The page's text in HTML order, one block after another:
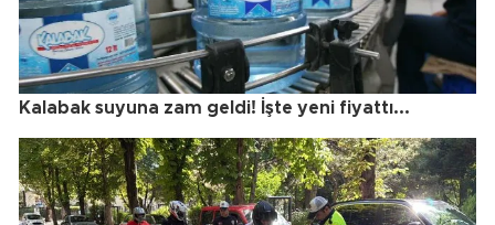
Kalabak suyuna zam geldi! İşte yeni fiyattı...